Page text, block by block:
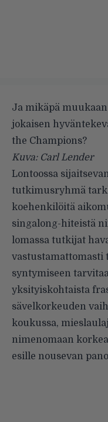
Ja mikäpä
jokaisen
the Champions?
Kuva: Carl Lender
Lontoossa
tutkimusryhmä
koehenkilöitä
singalong-hiteistä
lomassa tutkijat
vastustamattomasti
syntymiseen
yksityiskohtaista
sävelkorkeuden
koukussa,
nimenomaan
esille nousevan